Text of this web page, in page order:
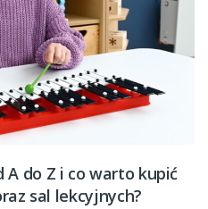
A do Z i co warto kupić
sal lekcyjnych?